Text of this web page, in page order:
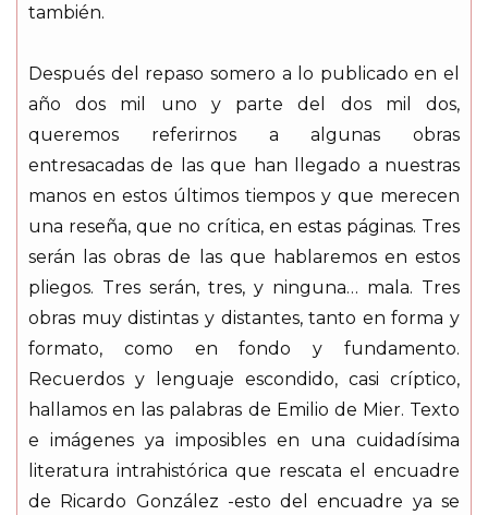
también.
Después del repaso somero a lo publicado en el
año dos mil uno y parte del dos mil dos,
queremos referirnos a algunas obras
entresacadas de las que han llegado a nuestras
manos en estos últimos tiempos y que merecen
una reseña, que no crítica, en estas páginas. Tres
serán las obras de las que hablaremos en estos
pliegos. Tres serán, tres, y ninguna… mala. Tres
obras muy distintas y distantes, tanto en forma y
formato, como en fondo y fundamento.
Recuerdos y lenguaje escondido, casi críptico,
hallamos en las palabras de Emilio de Mier. Texto
e imágenes ya imposibles en una cuidadísima
literatura intrahistórica que rescata el encuadre
de Ricardo González -esto del encuadre ya se